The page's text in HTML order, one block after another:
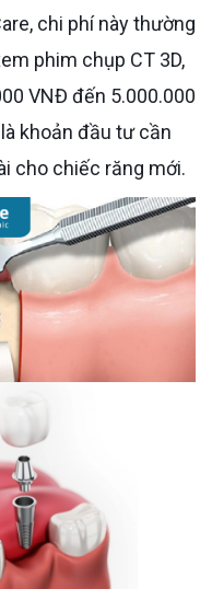
chi phí này thường
phim chụp CT 3D,
VNĐ đến 5.000.000
khoản đầu tư cần
cho chiếc răng mới.